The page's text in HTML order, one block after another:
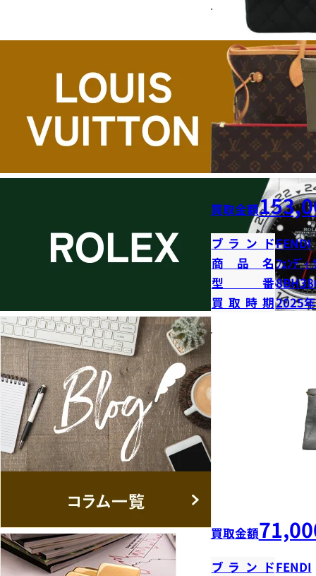
買取金額
ブランドFENDI
商品名ﾌｪﾝﾃﾞｨ
型番
買取時期2025
買取金額
ブランドFENDI